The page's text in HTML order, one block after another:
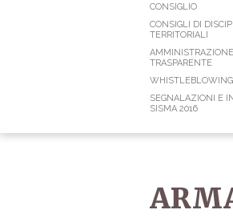
CONSIGLIO
CONSIGLI DI
TERRITORIALI
AMMINISTRAZIONE
TRASPARENTE
WHISTLEBLOWING
SEGNALAZIONI E
SISMA 2016